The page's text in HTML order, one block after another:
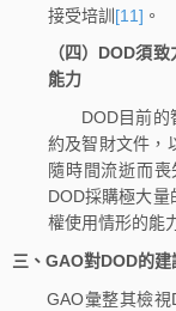
接受培訓[11] 。
（四）DOD須
能力
DOD目前的智
約及智財文件，
隨時間流逝而
DOD採購極大
權使用情形的能
三、GAO對DOD的建
GAO彙整其檢視